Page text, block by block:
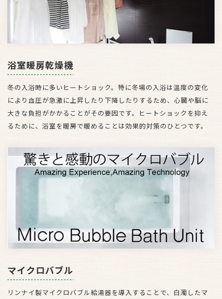
浴室暖房乾燥機
冬の入浴時に多いヒートショック。特に冬場の入浴は温度の変化
により血圧が急激に上昇したり下降したりするため、心臓や脳に
大きな負担がかかることがその要因です。ヒートショックを抑え
るために、浴室を暖房で暖めることは効果的対策のひとつです。
マイクロバブル
リンナイ製マイクロバブル給湯器を導入することで、白濁したマ